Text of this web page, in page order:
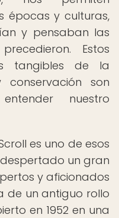
épocas y culturas,
y pensaban las
Estos
tangibles de la
son
nuestro
es uno de esos
un gran
y aficionados
de un antiguo rollo
en 1952 en una